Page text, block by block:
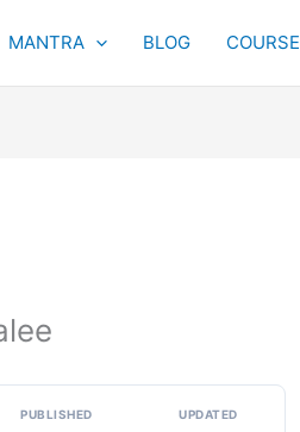
MANTRA BLOG COURSE
PUBLISHED UPDATED